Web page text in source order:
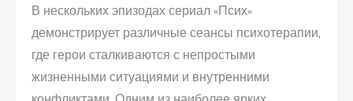
В нескольких эпизодах сериал «Псих»
демонстрирует различные сеансы психотерапии,
где герои сталкиваются с непростыми
жизненными ситуациями и внутренними